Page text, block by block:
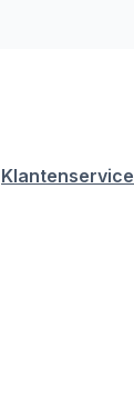
Klantenservice